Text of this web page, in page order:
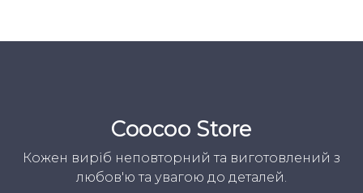
Coocoo Store
Кожен виріб неповторний та виготовлений з
любов'ю та увагою до деталей.